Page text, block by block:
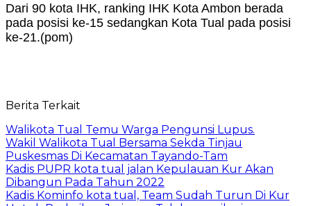
Dari 90 kota IHK, ranking IHK Kota Ambon berada
pada posisi ke-15 sedangkan Kota Tual pada posisi
ke-21.(pom)
Berita Terkait
Walikota Tual Temu Warga Pengunsi Lupus.
Wakil Walikota Tual Bersama Sekda Tinjau
Puskesmas Di Kecamatan Tayando-Tam
Kadis PUPR kota tual jalan Kepulauan Kur Akan
Dibangun Pada Tahun 2022
Kadis Kominfo kota tual, Team Sudah Turun Di Kur